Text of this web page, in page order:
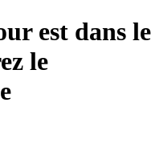
est dans le
le